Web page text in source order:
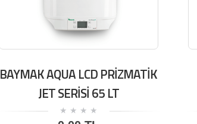
BAYMAK AQUA LCD PRİZMATİK
JET SERİSİ 65 LT